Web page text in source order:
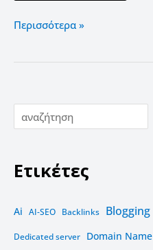
Περισσότερα »
Ετικέτες
Ai AI-SEO Backlinks Blogging
Dedicated server Domain Name